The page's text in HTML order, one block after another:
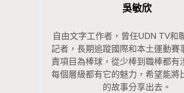
吳敏欣
自由文字工作者，曾任UDN TV和
記者，長期追蹤國際和本土運動賽
責項目為棒球，從少棒到職棒都有
每個層級都有它的魅力，希望能將
的故事分享出去。